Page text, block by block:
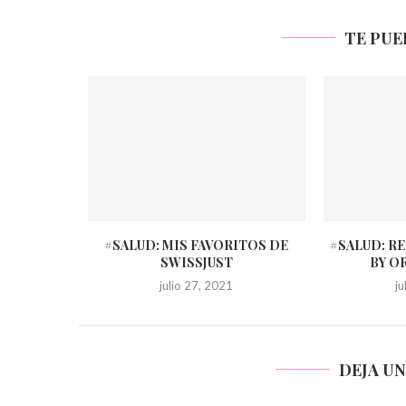
TE
#SALUD: MIS FAVORITOS DE
SWISSJUST
julio 27, 2021
#SALUD:
BY
DEJA